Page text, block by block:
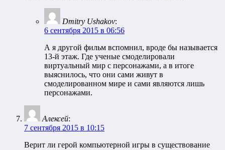
Dmitry Ushakov:
6 сентября 2015 в 06:56
А я другой фильм вспомнил, вроде бы называется
13-й этаж. Где ученые смоделировали
виртуальный мир с персонажами, а в итоге
выяснилось, что они сами живут в
смоделированном мире и сами являются лишь
персонажами.
Алексей:
7 сентября 2015 в 10:15
Верит ли герой компьютерной игры в существование